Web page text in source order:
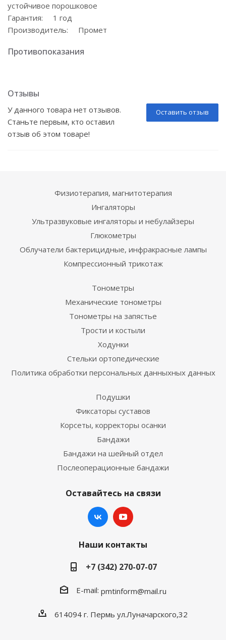
устойчивое порошковое
Гарантия: 1 год
Производитель: Промет
Противопоказания
Отзывы
Оставить отзыв
У данного товара нет отзывов.
Станьте первым, кто оставил
отзыв об этом товаре!
Физиотерапия, магнитотерапия
Ингаляторы
Ультразвуковые ингаляторы и небулайзеры
Глюкометры
Облучатели бактерицидные, инфракрасные лампы
Компрессионный трикотаж
Тонометры
Механические тонометры
Тонометры на запястье
Трости и костыли
Ходунки
Стельки ортопедические
Политика обработки персональных данныхных данных
Подушки
Фиксаторы суставов
Корсеты, корректоры осанки
Бандажи
Бандажи на шейный отдел
Послеоперационные бандажи
Оставайтесь на связи
Наши контакты
+7 (342) 270-07-07
E-mail: pmtinform@mail.ru
614094 г. Пермь ул.Луначарского,32